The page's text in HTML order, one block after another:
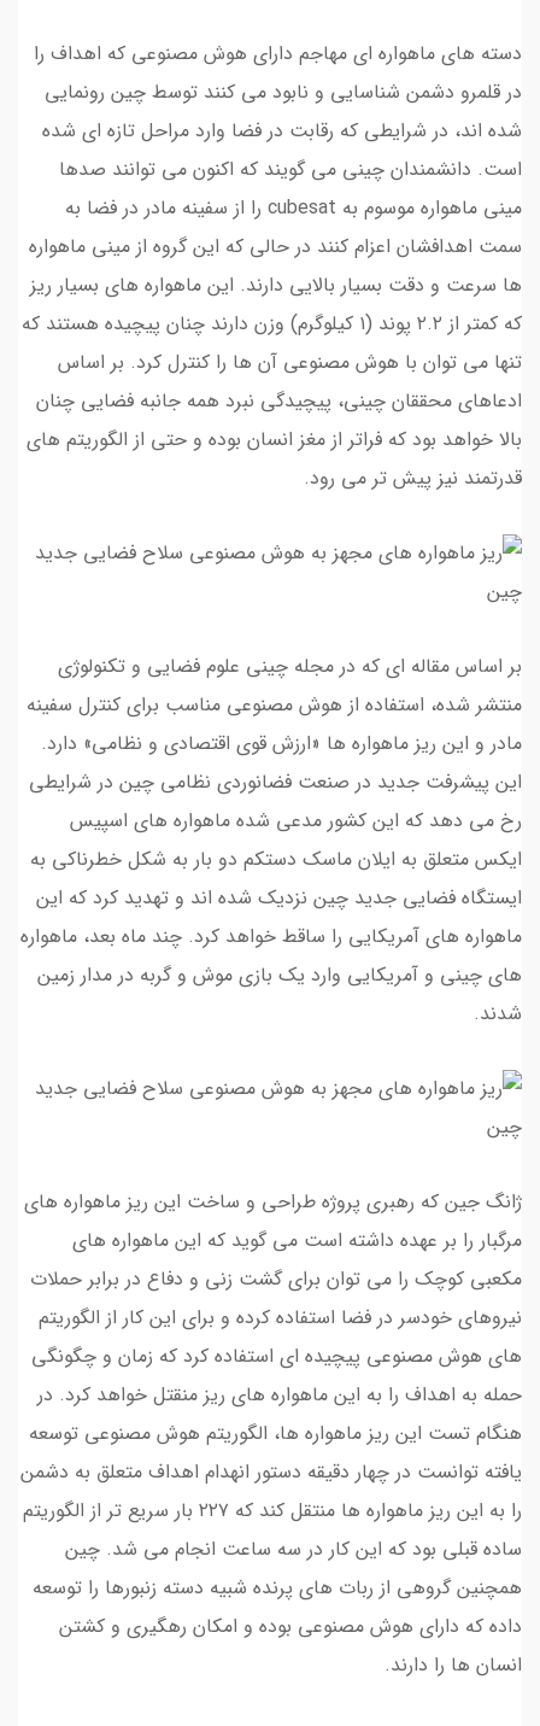
دسته های ماهواره ای مهاجم دارای هوش مصنوعی که اهداف را
در قلمرو دشمن شناسایی و نابود می کنند توسط چین رونمایی
شده اند، در شرایطی که رقابت در فضا وارد مراحل تازه ای شده
است. دانشمندان چینی می گویند که اکنون می توانند صدها
مینی ماهواره موسوم به cubesat را از سفینه مادر در فضا به
سمت اهدافشان اعزام کنند در حالی که این گروه از مینی ماهواره
ها سرعت و دقت بسیار بالایی دارند. این ماهواره های بسیار ریز
که کمتر از ۲.۲ پوند (۱ کیلوگرم) وزن دارند چنان پیچیده هستند که
تنها می توان با هوش مصنوعی آن ها را کنترل کرد. بر اساس
ادعاهای محققان چینی، پیچیدگی نبرد همه جانبه فضایی چنان
بالا خواهد بود که فراتر از مغز انسان بوده و حتی از الگوریتم های
قدرتمند نیز پیش تر می رود.
بر اساس مقاله ای که در مجله چینی علوم فضایی و تکنولوژی
منتشر شده، استفاده از هوش مصنوعی مناسب برای کنترل سفینه
مادر و این ریز ماهواره ها «ارزش قوی اقتصادی و نظامی» دارد.
این پیشرفت جدید در صنعت فضانوردی نظامی چین در شرایطی
رخ می دهد که این کشور مدعی شده ماهواره های اسپیس
ایکس متعلق به ایلان ماسک دستکم دو بار به شکل خطرناکی به
ایستگاه فضایی جدید چین نزدیک شده اند و تهدید کرد که این
ماهواره های آمریکایی را ساقط خواهد کرد. چند ماه بعد، ماهواره
های چینی و آمریکایی وارد یک بازی موش و گربه در مدار زمین
شدند.
ژانگ جین که رهبری پروژه طراحی و ساخت این ریز ماهواره های
مرگبار را بر عهده داشته است می گوید که این ماهواره های
مکعبی کوچک را می توان برای گشت زنی و دفاع در برابر حملات
نیروهای خودسر در فضا استفاده کرده و برای این کار از الگوریتم
های هوش مصنوعی پیچیده ای استفاده کرد که زمان و چگونگی
حمله به اهداف را به این ماهواره های ریز منقتل خواهد کرد. در
هنگام تست این ریز ماهواره ها، الگوریتم هوش مصنوعی توسعه
یافته توانست در چهار دقیقه دستور انهدام اهداف متعلق به دشمن
را به این ریز ماهواره ها منتقل کند که ۲۲۷ بار سریع تر از الگوریتم
ساده قبلی بود که این کار در سه ساعت انجام می شد. چین
همچنین گروهی از ربات های پرنده شبیه دسته زنبورها را توسعه
داده که دارای هوش مصنوعی بوده و امکان رهگیری و کشتن
انسان ها را دارند.